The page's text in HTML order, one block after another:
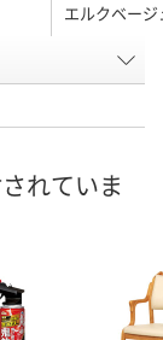
エルクベージ
U472742
カ
れていま